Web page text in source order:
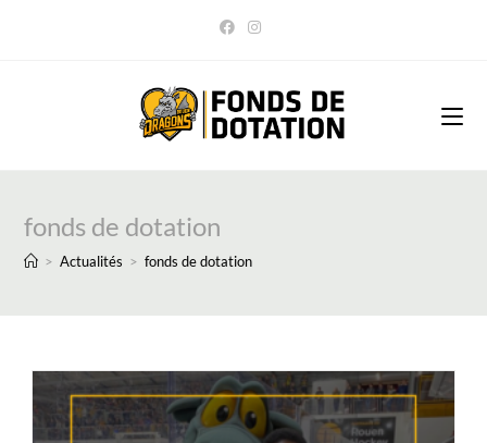
fonds de dotation
> Actualités > fonds de dotation